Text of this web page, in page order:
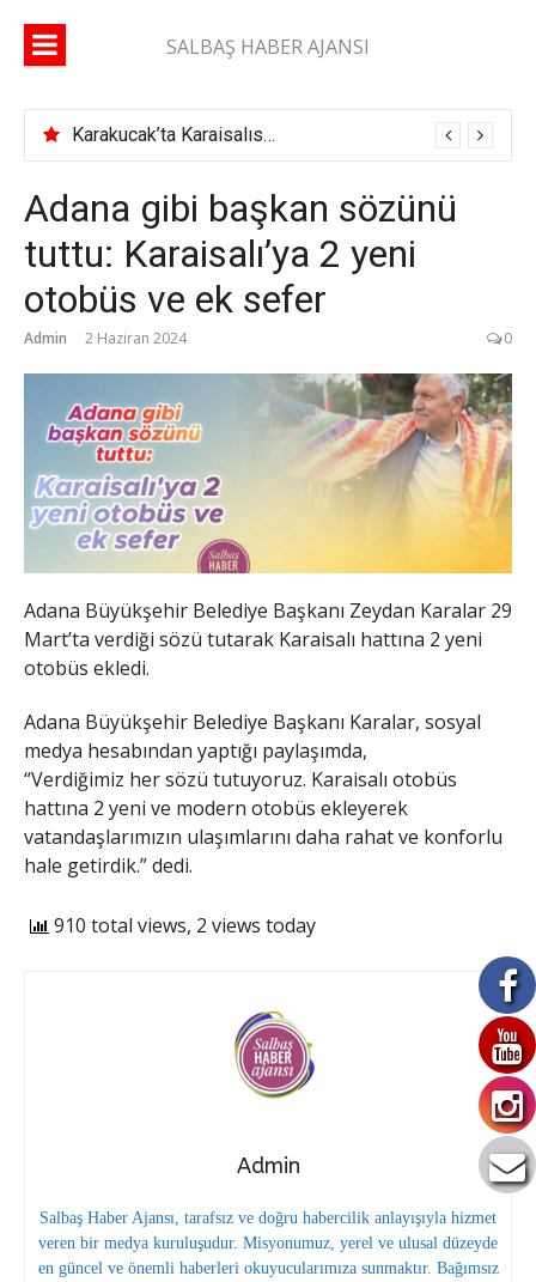
SALBAŞ HABER AJANSI
Karakucak’ta Karaisalıspor fırtınası
Adana gibi başkan sözünü
tuttu: Karaisalı’ya 2 yeni
otobüs ve ek sefer
Admin 2 Haziran 2024 0
Adana Büyükşehir Belediye Başkanı Zeydan Karalar 29
Mart’ta verdiği sözü tutarak Karaisalı hattına 2 yeni
otobüs ekledi.
Adana Büyükşehir Belediye Başkanı Karalar, sosyal
medya hesabından yaptığı paylaşımda,
“Verdiğimiz her sözü tutuyoruz. Karaisalı otobüs
hattına 2 yeni ve modern otobüs ekleyerek
vatandaşlarımızın ulaşımlarını daha rahat ve konforlu
hale getirdik.” dedi.
910 total views, 2 views today
Admin
Salbaş Haber Ajansı, tarafsız ve doğru habercilik anlayışıyla hizmet
veren bir medya kuruluşudur. Misyonumuz, yerel ve ulusal düzeyde
en güncel ve önemli haberleri okuyucularımıza sunmaktır. Bağımsız